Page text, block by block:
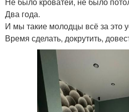
Два года.
И мы такие молодцы всё за это
Время сделать, докрутить,